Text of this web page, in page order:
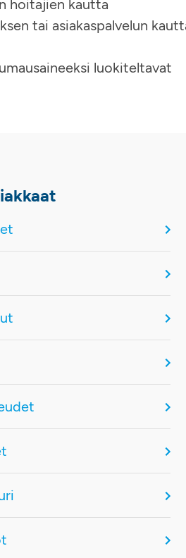
hoitajien kautta
tai asiakaspalvelun
luokiteltavat